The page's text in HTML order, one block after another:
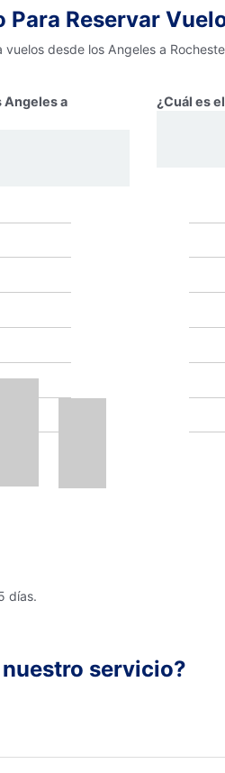
Reservar
desde los Angeles a
Angeles a
¿Cuál es
días.
servicio?